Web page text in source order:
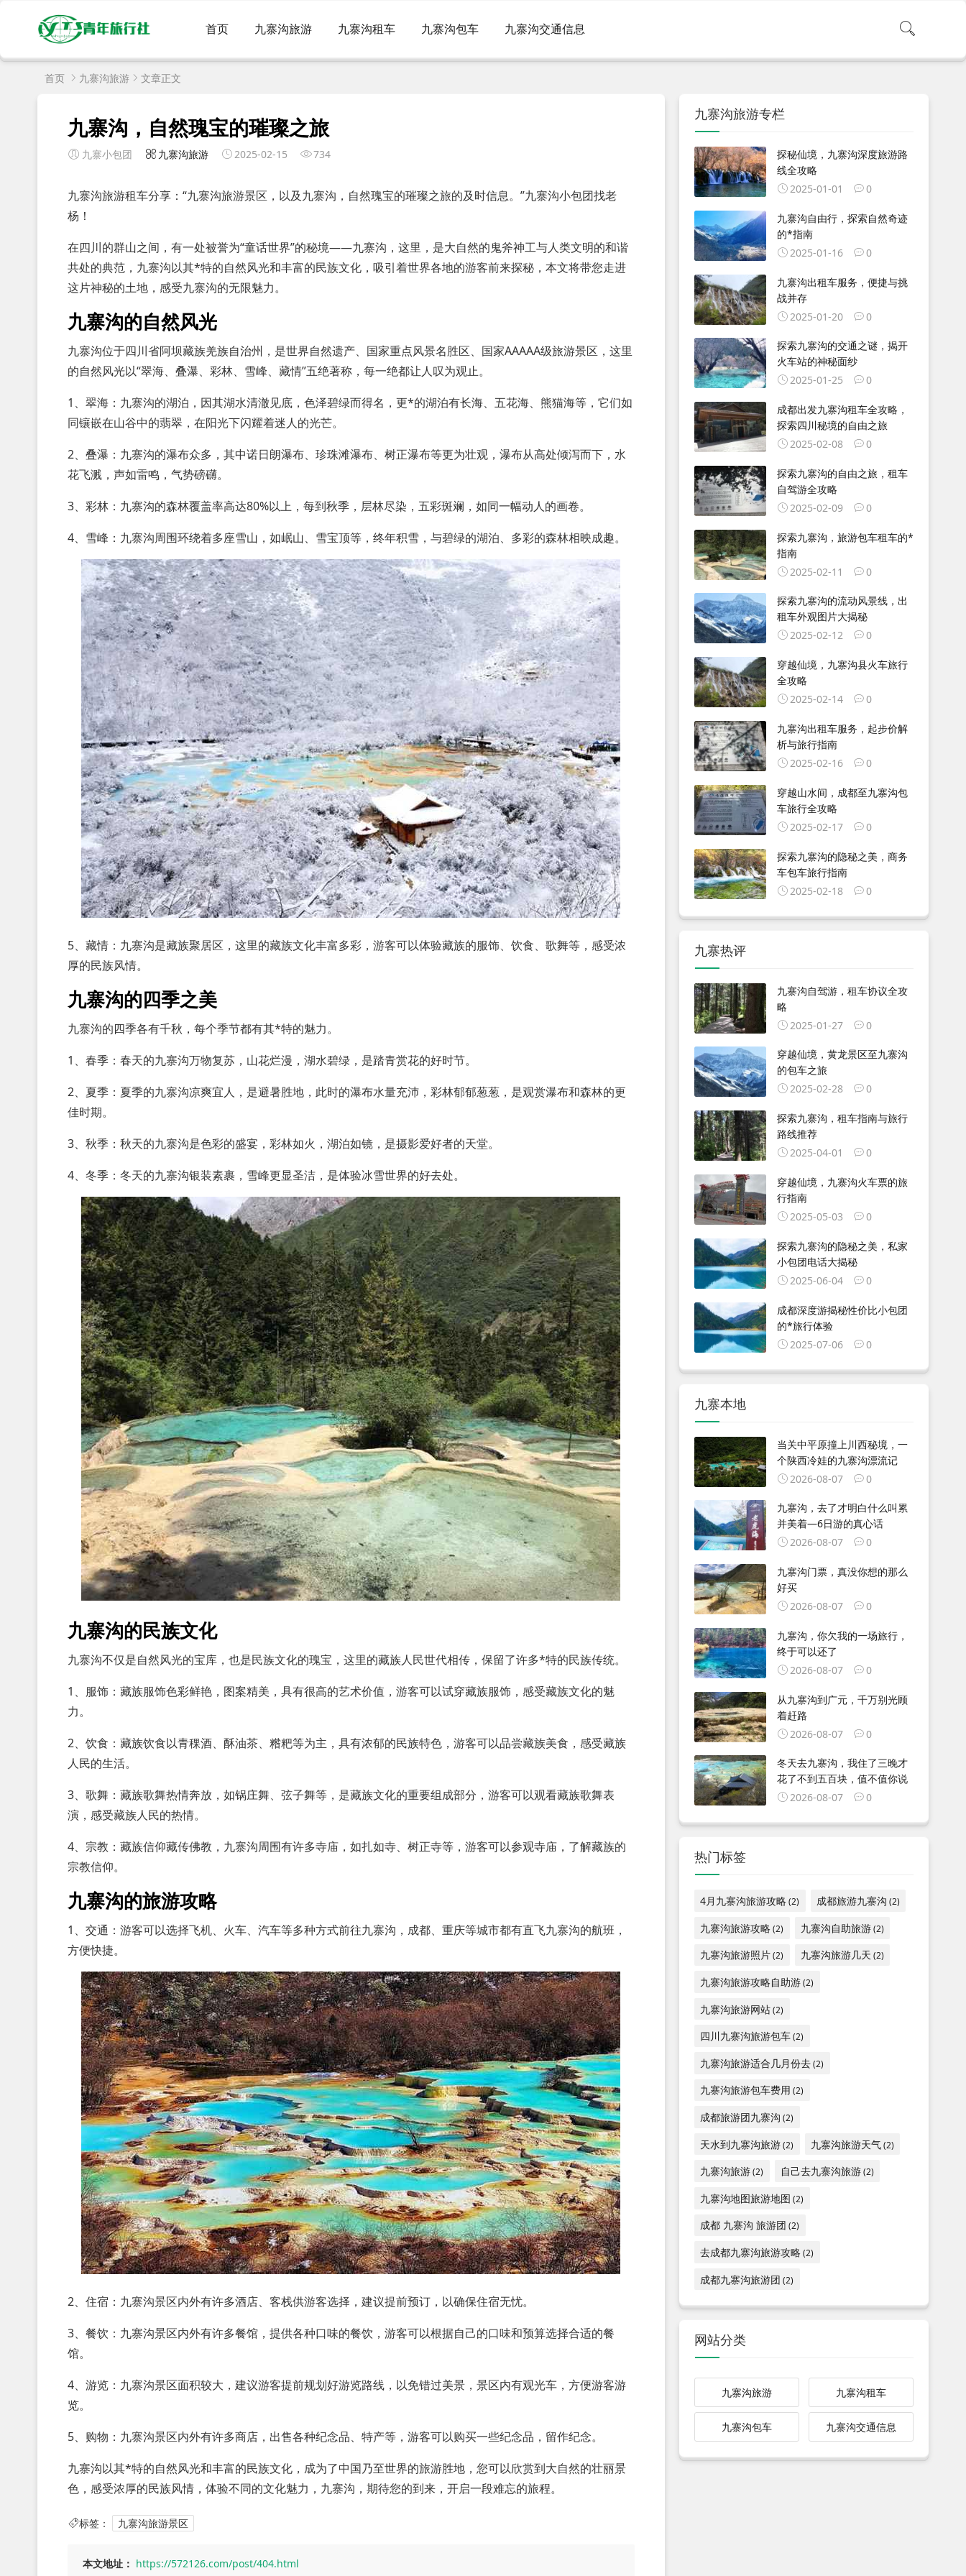
首页 九寨沟旅游 九寨沟租车 九寨沟包车 九寨沟交通信息
首页 九寨沟旅游 文章正文
九寨沟，自然瑰宝的璀璨之旅
九寨小包团 九寨沟旅游 2025-02-15 734
九寨沟旅游租车分享：“九寨沟旅游景区，以及九寨沟，自然瑰宝的璀璨之旅的及时信息。”九寨沟小包团找老
杨！
在四川的群山之间，有一处被誉为“童话世界”的秘境——九寨沟，这里，是大自然的鬼斧神工与人类文明的和谐
共处的典范，九寨沟以其*特的自然风光和丰富的民族文化，吸引着世界各地的游客前来探秘，本文将带您走进
这片神秘的土地，感受九寨沟的无限魅力。
九寨沟的自然风光
九寨沟位于四川省阿坝藏族羌族自治州，是世界自然遗产、国家重点风景名胜区、国家AAAAA级旅游景区，这里
的自然风光以“翠海、叠瀑、彩林、雪峰、藏情”五绝著称，每一绝都让人叹为观止。
1、翠海：九寨沟的湖泊，因其湖水清澈见底，色泽碧绿而得名，更*的湖泊有长海、五花海、熊猫海等，它们如
同镶嵌在山谷中的翡翠，在阳光下闪耀着迷人的光芒。
2、叠瀑：九寨沟的瀑布众多，其中诺日朗瀑布、珍珠滩瀑布、树正瀑布等更为壮观，瀑布从高处倾泻而下，水
花飞溅，声如雷鸣，气势磅礴。
3、彩林：九寨沟的森林覆盖率高达80%以上，每到秋季，层林尽染，五彩斑斓，如同一幅动人的画卷。
4、雪峰：九寨沟周围环绕着多座雪山，如岷山、雪宝顶等，终年积雪，与碧绿的湖泊、多彩的森林相映成趣。
5、藏情：九寨沟是藏族聚居区，这里的藏族文化丰富多彩，游客可以体验藏族的服饰、饮食、歌舞等，感受浓
厚的民族风情。
九寨沟的四季之美
九寨沟的四季各有千秋，每个季节都有其*特的魅力。
1、春季：春天的九寨沟万物复苏，山花烂漫，湖水碧绿，是踏青赏花的好时节。
2、夏季：夏季的九寨沟凉爽宜人，是避暑胜地，此时的瀑布水量充沛，彩林郁郁葱葱，是观赏瀑布和森林的更
佳时期。
3、秋季：秋天的九寨沟是色彩的盛宴，彩林如火，湖泊如镜，是摄影爱好者的天堂。
4、冬季：冬天的九寨沟银装素裹，雪峰更显圣洁，是体验冰雪世界的好去处。
九寨沟的民族文化
九寨沟不仅是自然风光的宝库，也是民族文化的瑰宝，这里的藏族人民世代相传，保留了许多*特的民族传统。
1、服饰：藏族服饰色彩鲜艳，图案精美，具有很高的艺术价值，游客可以试穿藏族服饰，感受藏族文化的魅
力。
2、饮食：藏族饮食以青稞酒、酥油茶、糌粑等为主，具有浓郁的民族特色，游客可以品尝藏族美食，感受藏族
人民的生活。
3、歌舞：藏族歌舞热情奔放，如锅庄舞、弦子舞等，是藏族文化的重要组成部分，游客可以观看藏族歌舞表
演，感受藏族人民的热情。
4、宗教：藏族信仰藏传佛教，九寨沟周围有许多寺庙，如扎如寺、树正寺等，游客可以参观寺庙，了解藏族的
宗教信仰。
九寨沟的旅游攻略
1、交通：游客可以选择飞机、火车、汽车等多种方式前往九寨沟，成都、重庆等城市都有直飞九寨沟的航班，
方便快捷。
2、住宿：九寨沟景区内外有许多酒店、客栈供游客选择，建议提前预订，以确保住宿无忧。
3、餐饮：九寨沟景区内外有许多餐馆，提供各种口味的餐饮，游客可以根据自己的口味和预算选择合适的餐
馆。
4、游览：九寨沟景区面积较大，建议游客提前规划好游览路线，以免错过美景，景区内有观光车，方便游客游
览。
5、购物：九寨沟景区内外有许多商店，出售各种纪念品、特产等，游客可以购买一些纪念品，留作纪念。
九寨沟以其*特的自然风光和丰富的民族文化，成为了中国乃至世界的旅游胜地，您可以欣赏到大自然的壮丽景
色，感受浓厚的民族风情，体验不同的文化魅力，九寨沟，期待您的到来，开启一段难忘的旅程。
标签： 九寨沟旅游景区
本文地址： https://572126.com/post/404.html
九寨沟旅游专栏
探秘仙境，九寨沟深度旅游路
线全攻略
2025-01-01
0
九寨沟自由行，探索自然奇迹
的*指南
2025-01-16
0
九寨沟出租车服务，便捷与挑
战并存
2025-01-20
0
探索九寨沟的交通之谜，揭开
火车站的神秘面纱
2025-01-25
0
成都出发九寨沟租车全攻略，
探索四川秘境的自由之旅
2025-02-08
0
探索九寨沟的自由之旅，租车
自驾游全攻略
2025-02-09
0
探索九寨沟，旅游包车租车的*
指南
2025-02-11
0
探索九寨沟的流动风景线，出
租车外观图片大揭秘
2025-02-12
0
穿越仙境，九寨沟县火车旅行
全攻略
2025-02-14
0
九寨沟出租车服务，起步价解
析与旅行指南
2025-02-16
0
穿越山水间，成都至九寨沟包
车旅行全攻略
2025-02-17
0
探索九寨沟的隐秘之美，商务
车包车旅行指南
2025-02-18
0
九寨热评
九寨沟自驾游，租车协议全攻
略
2025-01-27
0
穿越仙境，黄龙景区至九寨沟
的包车之旅
2025-02-28
0
探索九寨沟，租车指南与旅行
路线推荐
2025-04-01
0
穿越仙境，九寨沟火车票的旅
行指南
2025-05-03
0
探索九寨沟的隐秘之美，私家
小包团电话大揭秘
2025-06-04
0
成都深度游揭秘性价比小包团
的*旅行体验
2025-07-06
0
九寨本地
当关中平原撞上川西秘境，一
个陕西冷娃的九寨沟漂流记
2026-08-07
0
九寨沟，去了才明白什么叫累
并美着—6日游的真心话
2026-08-07
0
九寨沟门票，真没你想的那么
好买
2026-08-07
0
九寨沟，你欠我的一场旅行，
终于可以还了
2026-08-07
0
从九寨沟到广元，千万别光顾
着赶路
2026-08-07
0
冬天去九寨沟，我住了三晚才
花了不到五百块，值不值你说
2026-08-07
0
热门标签
4月九寨沟旅游攻略(2) 成都旅游九寨沟 (2)
九寨沟旅游攻略(2) 九寨沟自助旅游(2)
九寨沟旅游照片(2) 九寨沟旅游几天 (2)
九寨沟旅游攻略自助游(2)
九寨沟旅游网站(2)
四川九寨沟旅游包车(2)
九寨沟旅游适合几月份去(2)
九寨沟旅游包车费用 (2)
成都旅游团九寨沟 (2)
天水到九寨沟旅游(2) 九寨沟旅游天气(2)
九寨沟旅游(2) 自己去九寨沟旅游(2)
九寨沟地图旅游地图 (2)
成都 九寨沟 旅游团 (2)
去成都九寨沟旅游攻略(2)
成都九寨沟旅游团 (2)
网站分类
九寨沟旅游 九寨沟租车
九寨沟包车 九寨沟交通信息